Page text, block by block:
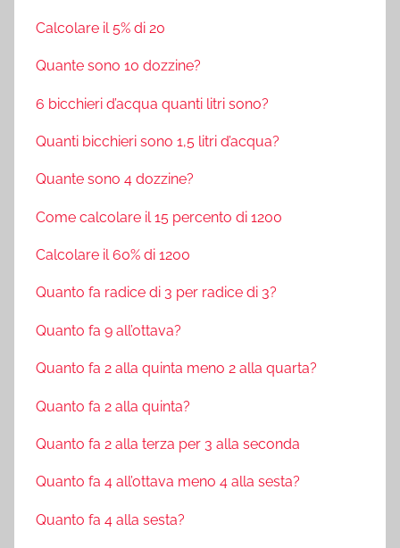
Calcolare il 5% di 20
Quante sono 10 dozzine?
6 bicchieri d’acqua quanti litri sono?
Quanti bicchieri sono 1,5 litri d’acqua?
Quante sono 4 dozzine?
Come calcolare il 15 percento di 1200
Calcolare il 60% di 1200
Quanto fa radice di 3 per radice di 3?
Quanto fa 9 all’ottava?
Quanto fa 2 alla quinta meno 2 alla quarta?
Quanto fa 2 alla quinta?
Quanto fa 2 alla terza per 3 alla seconda
Quanto fa 4 all’ottava meno 4 alla sesta?
Quanto fa 4 alla sesta?